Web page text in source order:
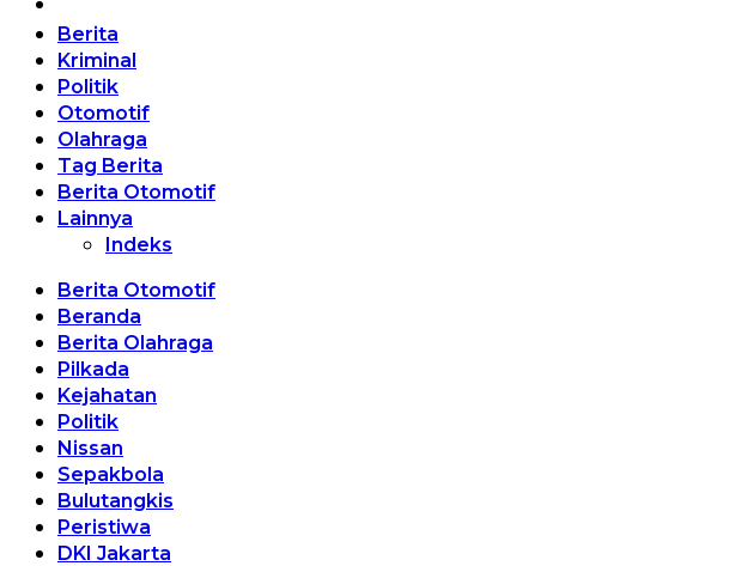
Berita
Kriminal
Politik
Otomotif
Olahraga
Tag Berita
Berita Otomotif
Lainnya
Indeks
Berita Otomotif
Beranda
Berita Olahraga
Pilkada
Kejahatan
Politik
Nissan
Sepakbola
Bulutangkis
Peristiwa
DKI Jakarta